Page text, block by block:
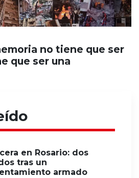
no tiene que ser
que ser una
en Rosario: dos
tras un
armado